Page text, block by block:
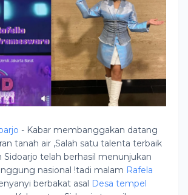
- Kabar membanggakan datang
tanah air ,Salah satu talenta terbaik
Sidoarjo telah berhasil menunjukan
nasional !tadi malam Rafela
berbakat asal Desa tempel